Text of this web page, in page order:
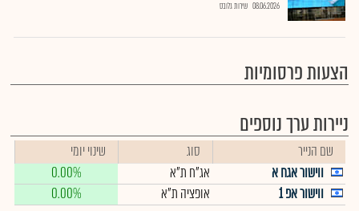
08.06.2026 שירות גלובס
הצעות פרסומיות
ניירות ערך נוספים
שם הנייר סוג
שינוי יומי
ווישור אגח א
אג"ח ת"א
0.00%
ווישור אפ 1
אופציה ת"א 0.00%